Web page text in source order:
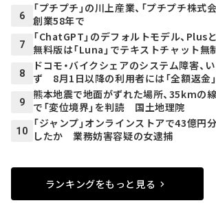
6
「プチプチ」の川上産業、「プチプチ株式
創業58年で
7
「ChatGPT」のデフォルトモデル、Plus
無料版は「Luna」でテキストチャット無
8
ドコモ・バイクシェアのシステム障害、
ず 8月1日以降の利用者には「全額返金
9
熊本地震で地面がずれた場所、35kmの
で「変位境界」を判読 国土地理院
10
「ジャンプ」オンラインストアで43億円
したか 業務妨害容疑の女逮捕
ランキングをもっと見る